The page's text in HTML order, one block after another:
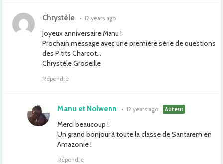
Chrystèle • 12 years ago
Joyeux anniversaire Manu !
Prochain message avec une première série de questions
des P’tits Charcot…
Chrystèle Groseille
Répondre
Manu et Nolwenn • 12 years ago Auteur
Merci beaucoup !
Un grand bonjour à toute la classe de Santarem en
Amazonie !
Répondre